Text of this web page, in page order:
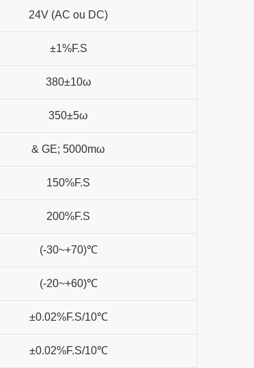
24V (AC ou DC)
±1%F.S
380±10ω
350±5ω
& GE; 5000mω
150%F.S
200%F.S
(-30~+70)℃
(-20~+60)℃
±0.02%F.S/10℃
±0.02%F.S/10℃